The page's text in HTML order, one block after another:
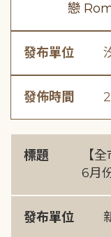
戀
發布單位
發佈時間
標題
【
6月
發布單位